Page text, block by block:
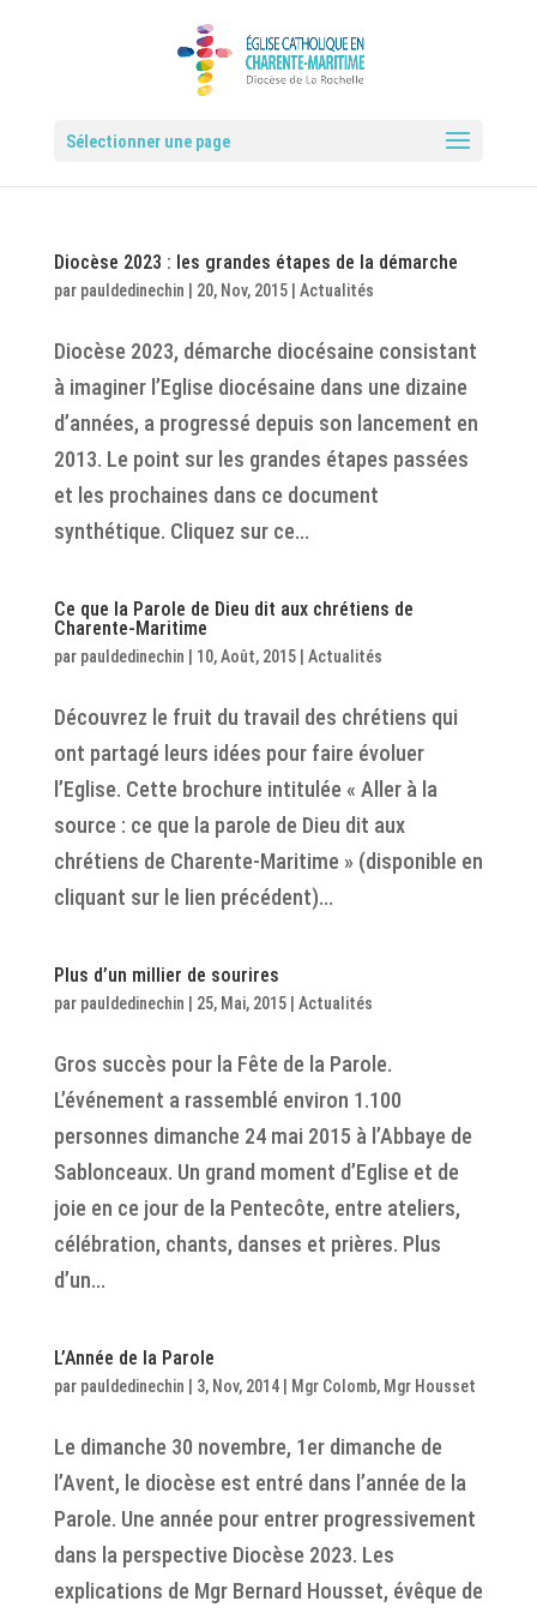
Sélectionner une page
Diocèse 2023 : les grandes étapes de la démarche
par pauldedinechin 20, Nov, 2015| Actualités
Diocèse 2023, démarche diocésaine consistant
à imaginer l’Eglise diocésaine dans une dizaine
d’années, a progressé depuis son lancement en
2013. Le point sur les grandes étapes passées
et les prochaines dans ce document
synthétique. Cliquez sur ce...
Ce que la Parole de Dieu dit aux chrétiens de
Charente-Maritime
par pauldedinechin 10, Août, 2015| Actualités
Découvrez le fruit du travail des chrétiens qui
ont partagé leurs idées pour faire évoluer
l’Eglise. Cette brochure intitulée « Aller à la
source : ce que la parole de Dieu dit aux
chrétiens de Charente-Maritime » (disponible en
cliquant sur le lien précédent)...
Plus d’un millier de sourires
par pauldedinechin 25, Mai, 2015| Actualités
Gros succès pour la Fête de la Parole.
L’événement a rassemblé environ 1.100
personnes dimanche 24 mai 2015 à l’Abbaye de
Sablonceaux. Un grand moment d’Eglise et de
joie en ce jour de la Pentecôte, entre ateliers,
célébration, chants, danses et prières. Plus
d’un...
L’Année de la Parole
par pauldedinechin 3, Nov, 2014| Mgr Colomb, Mgr Housset
Le dimanche 30 novembre, 1er dimanche de
l’Avent, le diocèse est entré dans l’année de la
Parole. Une année pour entrer progressivement
dans la perspective Diocèse 2023. Les
explications de Mgr Bernard Housset, évêque de